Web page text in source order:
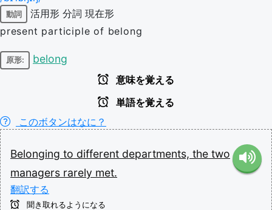
動詞 活用形 分詞 現在形
present participle of belong
原形: belong
意味を覚える
単語を覚える
このボタンはなに？
Belonging to different departments, the two
managers rarely met.
翻訳する
聞き取れるようになる